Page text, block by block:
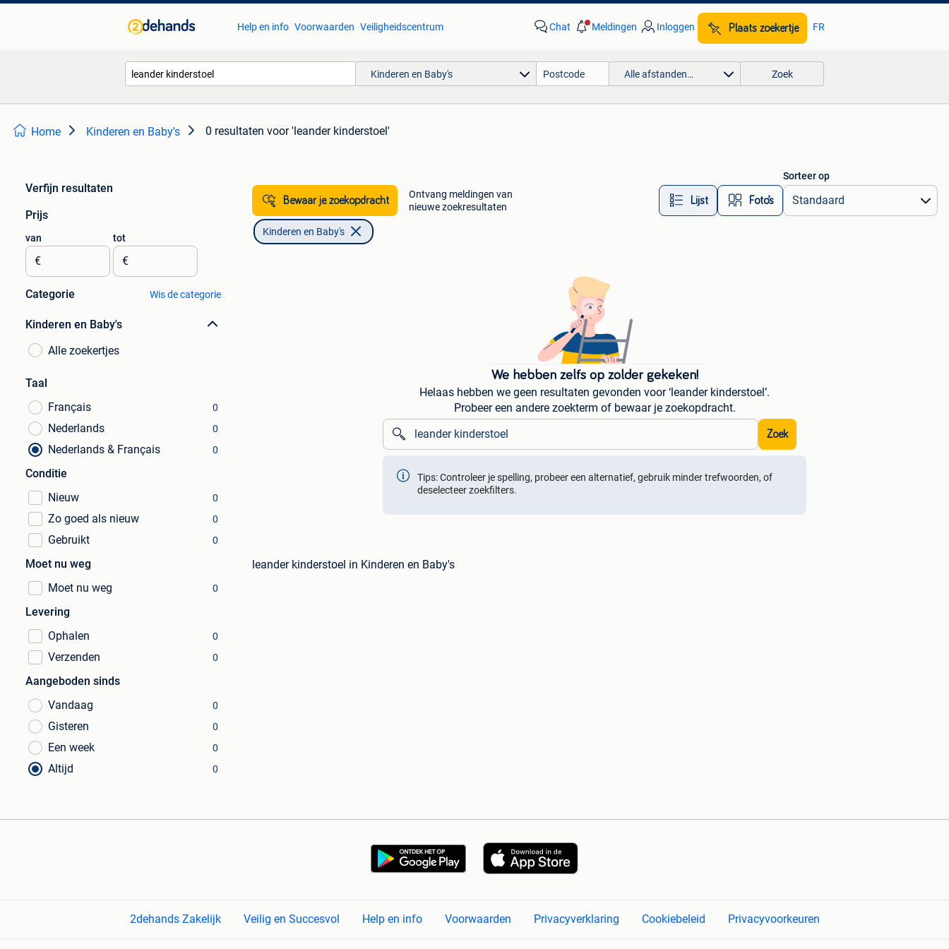
Help en info Voorwaarden Veiligheidscentrum Chat Meldingen Inloggen Plaats zoekertje FR
Kinderen en Baby's Alle afstanden… Zoek
Home Kinderen en Baby's 0 resultaten voor 'leander kinderstoel'
Verfijn resultaten
Prijs
van
€
tot
€
Categorie Wis de categorie
Kinderen en Baby's
Alle zoekertjes
Taal
Français
0
Nederlands 0
Nederlands & Français 0
Conditie
Nieuw
0
Zo goed als nieuw 0
Gebruikt 0
Moet nu weg
Moet nu weg
0
Levering
Ophalen
0
Verzenden 0
Aangeboden sinds
Vandaag
0
Gisteren 0
Een week 0
Altijd 0
Bewaar je zoekopdracht
Ontvang meldingen van
nieuwe zoekresultaten
Lijst Foto’s
Sorteer op
Kinderen en Baby's
We hebben zelfs op zolder gekeken!
Helaas hebben we geen resultaten gevonden voor ‘leander kinderstoel’.
Probeer een andere zoekterm of bewaar je zoekopdracht.
Zoek
Tips: Controleer je spelling, probeer een alternatief, gebruik minder trefwoorden, of
deselecteer zoekfilters.
leander kinderstoel in Kinderen en Baby's
2dehands Zakelijk Veilig en Succesvol Help en info Voorwaarden Privacyverklaring Cookiebeleid Privacyvoorkeuren